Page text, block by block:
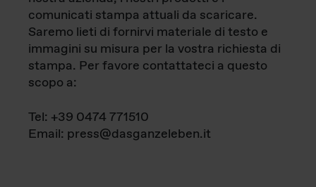
comunicati stampa attuali da scaricare.
Saremo lieti di fornirvi materiale di testo e
immagini su misura per la vostra richiesta di
stampa. Per favore contattateci a questo
scopo a:
Tel: +39 0474 771510
Email: press@dasganzeleben.it